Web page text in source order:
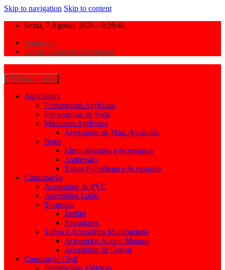
Skip to navigation Skip to content
Sexta, 7 Agosto, 2026 - 9:28:42
Contactos
Iniciar Sessão ou Registar-se
All Departments
Agricultura
Ferramentas Agrícolas
Ferramentas de Poda
Máquinas Agrícolas
Acessórios de Máq. Agricolas
Rega
Electrobombas e Acessórios
Aspressão
Tubos Polietileno e Acessórios
Canalização
Acessórios de PVC
Acessórios Latão
Torneiras
Jardim
Passadores
Tubos e Acessórios Multicamada
Acessórios Aperto Manual
Acessórios de Cravar
Construção Civil
Ferramentas Elétricas